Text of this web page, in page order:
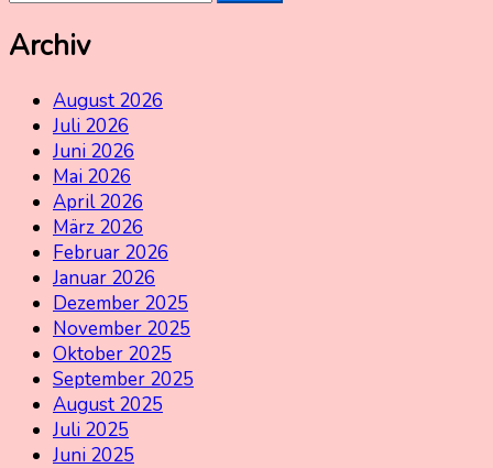
Archiv
August 2026
Juli 2026
Juni 2026
Mai 2026
April 2026
März 2026
Februar 2026
Januar 2026
Dezember 2025
November 2025
Oktober 2025
September 2025
August 2025
Juli 2025
Juni 2025